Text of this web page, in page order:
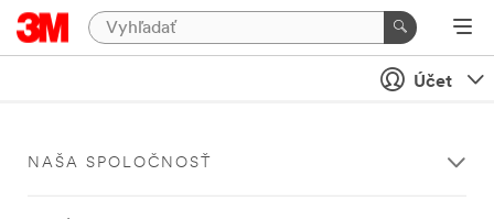
Účet
NAŠA SPOLOČNOSŤ